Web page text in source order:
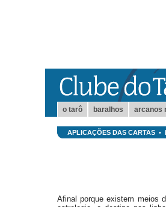
o tarô
baralhos arcanos
APLICAÇÕES DAS CARTAS •
Afinal porque existem meios